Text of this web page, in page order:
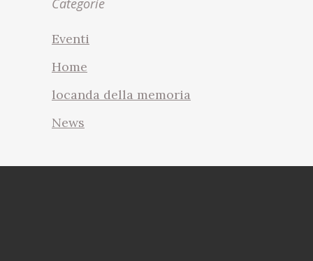
Categorie
Eventi
Home
locanda della memoria
News